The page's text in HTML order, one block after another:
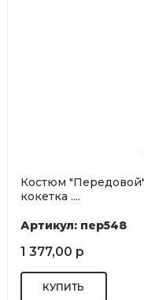
Костюм
кокетка ....
Артикул: пер548
1 377,00 р